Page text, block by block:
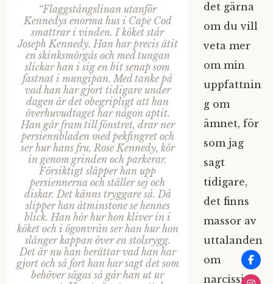
“Flaggstångslinan utanför
Kennedys enorma hus i Cape Cod
smattrar i vinden. I köket står
Joseph Kennedy. Han har precis ätit
en skinksmörgås och med tungan
slickar han i sig en bit senap som
fastnat i mungipan. Med tanke på
vad han har gjort tidigare under
dagen är det obegripligt att han
överhuvudtaget har någon aptit.
Han går fram till fönstret, drar ner
persiennbladen med pekfingret och
ser hur hans fru, Rose Kennedy, kör
in genom grinden och parkerar.
Försiktigt släpper han upp
persiennerna och ställer sej och
diskar. Det känns tryggare så. Då
slipper han åtminstone se hennes
blick. Han hör hur hon kliver in i
köket och i ögonvrån ser han hur hon
slänger kappan över en stolsrygg.
Det är nu han berättar vad han har
gjort och så fort han har sagt det som
behöver sägas så går han ut ur
det gärna
om du vill
veta mer
om min
uppfattnin
g om
ämnet, för
som jag
sagt
tidigare,
det finns
massor av
uttalanden
om
narcissism